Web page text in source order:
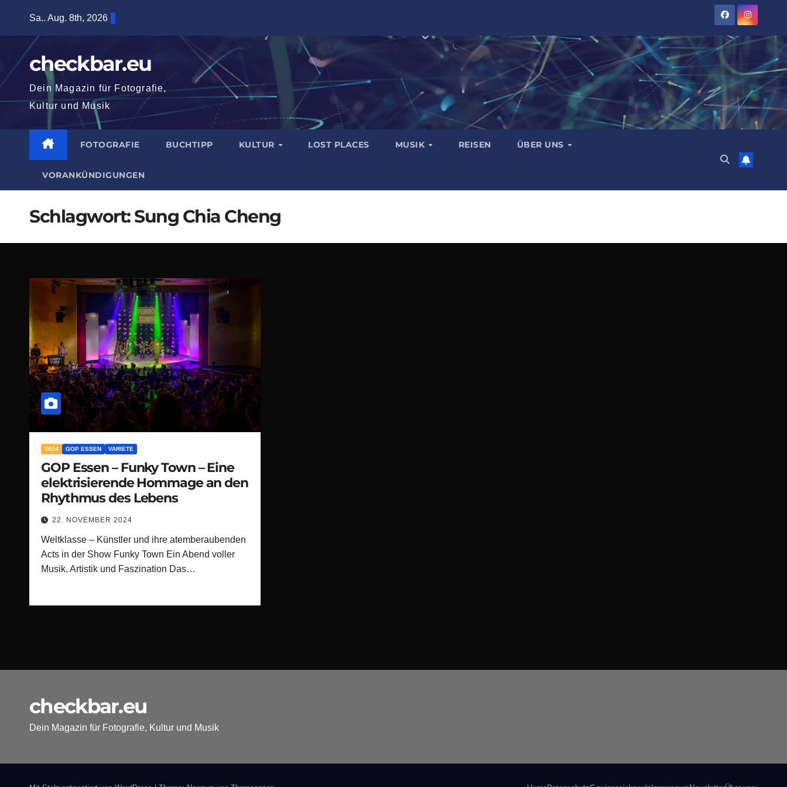
springen
Sa.. Aug. 8th, 2026
checkbar.eu
Dein Magazin für Fotografie,
Kultur und Musik
FOTOGRAFIE BUCHTIPP KULTUR LOST PLACES MUSIK REISEN ÜBER UNS
VORANKÜNDIGUNGEN
Schlagwort:Sung Chia Cheng
2024 GOP ESSEN VARIETE
GOP Essen – Funky Town – Eine
elektrisierende Hommage an den
Rhythmus des Lebens
22. NOVEMBER 2024
Weltklasse – Künstler und ihre atemberaubenden
Acts in der Show Funky Town Ein Abend voller
Musik, Artistik und Faszination Das…
checkbar.eu
Dein Magazin für Fotografie, Kultur und Musik